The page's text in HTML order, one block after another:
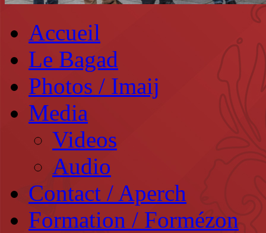
Accueil
Le Bagad
Photos / Imaij
Media
Videos
Audio
Contact / Aperch
Formation / Formézon